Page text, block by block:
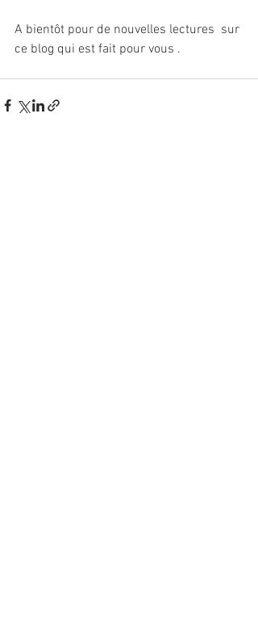
A bientôt pour de nouvelles lectures  sur
ce blog qui est fait pour vous .